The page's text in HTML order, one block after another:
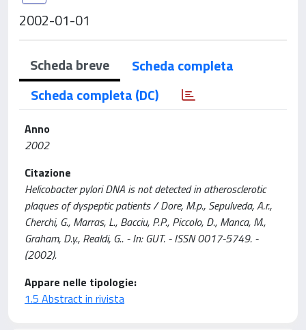
2002-01-01
Scheda breve
Scheda completa
Scheda completa (DC)
Anno
2002
Citazione
Helicobacter pylori DNA is not detected in atherosclerotic
plaques of dyspeptic patients / Dore, M.p., Sepulveda, A.r.,
Cherchi, G., Marras, L., Bacciu, P.P., Piccolo, D., Manca, M.,
Graham, D.y., Realdi, G.. - In: GUT. - ISSN 0017-5749. -
(2002).
Appare nelle tipologie:
1.5 Abstract in rivista